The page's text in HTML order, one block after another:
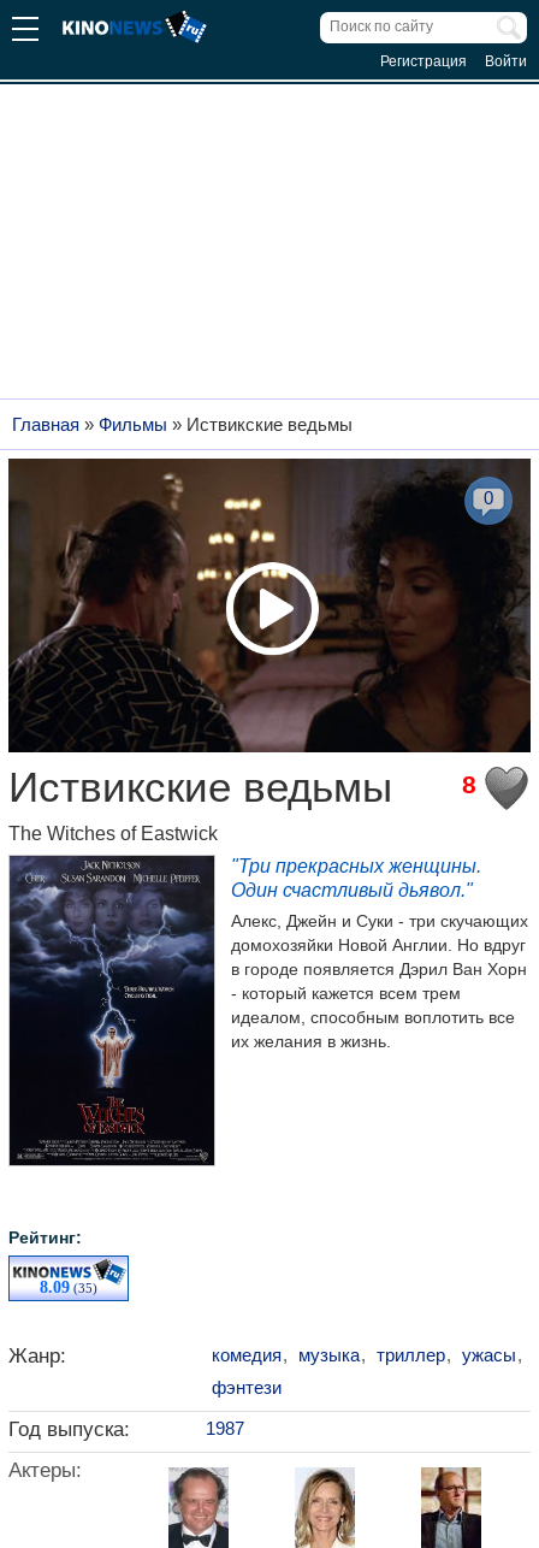
Регистрация Войти
Главная » Фильмы » Иствикские ведьмы
0
8
Иствикские ведьмы
The Witches of Eastwick
Рейтинг:
8.09 (35)
"Три прекрасных женщины.
Один счастливый дьявол."
Алекс, Джейн и Суки - три скучающих
домохозяйки Новой Англии. Но вдруг
в городе появляется Дэрил Ван Хорн
- который кажется всем трем
идеалом, способным воплотить все
их желания в жизнь.
Жанр: комедия, музыка, триллер, ужасы,
фэнтези
Год выпуска: 1987
Актеры: